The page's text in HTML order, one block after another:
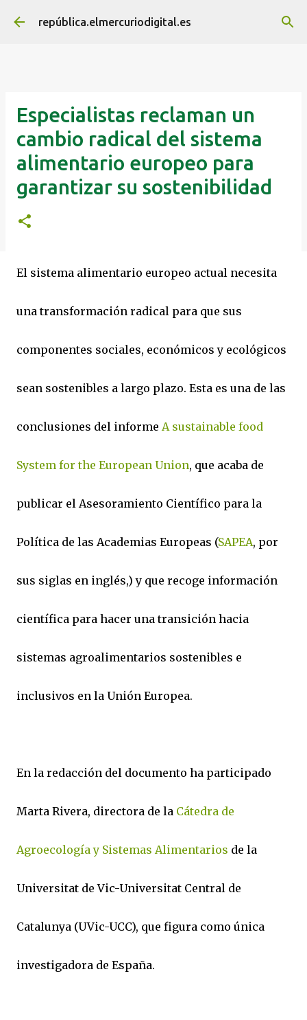
Ir al contenido principal
república.elmercuriodigital.es
Especialistas reclaman un
cambio radical del sistema
alimentario europeo para
garantizar su sostenibilidad
El sistema alimentario europeo actual necesita
una transformación radical para que sus
componentes sociales, económicos y ecológicos
sean sostenibles a largo plazo. Esta es una de las
conclusiones del informe A sustainable food
System for the European Union, que acaba de
publicar el Asesoramiento Científico para la
Política de las Academias Europeas (SAPEA, por
sus siglas en inglés,) y que recoge información
científica para hacer una transición hacia
sistemas agroalimentarios sostenibles e
inclusivos en la Unión Europea.
En la redacción del documento ha participado
Marta Rivera, directora de la Cátedra de
Agroecología y Sistemas Alimentarios de la
Universitat de Vic-Universitat Central de
Catalunya (UVic-UCC), que figura como única
investigadora de España.